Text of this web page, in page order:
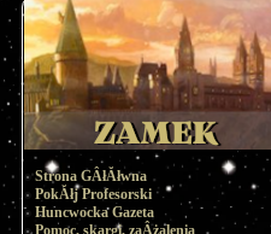
Strona GÂłĂłwna
PokĂłj Profesorski
Huncwocka Gazeta
Pomoc, skargi, zaÂżalenia